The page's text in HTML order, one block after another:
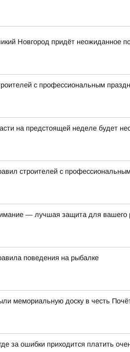
Новгород придёт неожиданное
с профессиональным
на предстоящей неделе будет
строителей с
— лучшая защита для вашего
поведения на рыбалке
мемориальную доску в честь
за ошибки приходится платить